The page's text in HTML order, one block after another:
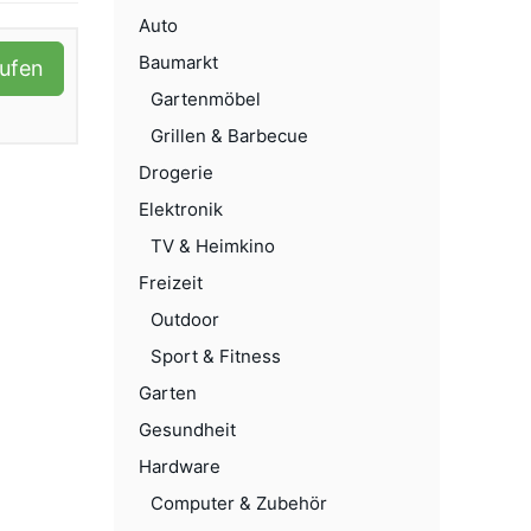
Auto
Baumarkt
Gartenmöbel
Grillen & Barbecue
Drogerie
Elektronik
TV & Heimkino
Freizeit
Outdoor
Sport & Fitness
Garten
Gesundheit
Hardware
Computer & Zubehör